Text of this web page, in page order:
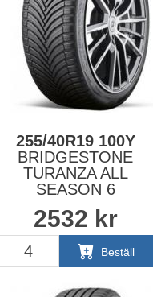
255/40R19 100Y
BRIDGESTONE
TURANZA ALL
SEASON 6
2532 kr
Beställ